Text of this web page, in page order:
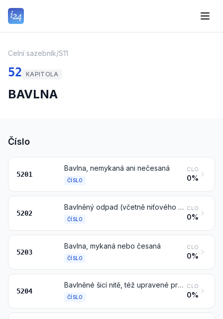
Celní sazebník/S11
52 KAPITOLA
BAVLNA
Číslo
5201
Bavlna, nemykaná ani nečesaná
ČÍSLO
CLO
0%
5202
Bavlněný odpad (včetně niťového odpadu a rozvlákněného materiálu)
ČÍSLO
CLO
0%
5203
Bavlna, mykaná nebo česaná
ČÍSLO
CLO
0%
5204
Bavlněné šicí nitě, též upravené pro drobný prodej
ČÍSLO
CLO
0%